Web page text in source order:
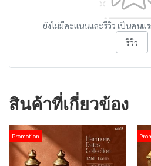
ยังไม่มีคะแนนและรีวิว เป็นคนแ
รีวิว
สินค้าที่เกี่ยวข้อง
Promotion